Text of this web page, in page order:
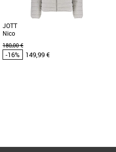
JOTT
Nico
180,00 €
-16% 149,99 €